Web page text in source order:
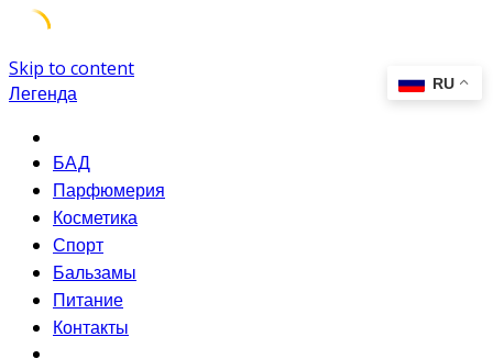
Skip to content
Легенда
БАД
Парфюмерия
Косметика
Спорт
Бальзамы
Питание
Контакты